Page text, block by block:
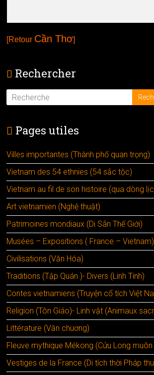
[Retour Cần Thơ]
Rechercher
Pages utiles
Villes importantes (Thành phố quan trọng)
Vietnam des 54 ethnies (54 sắc tộc)
Vietnam au fil de son histoire (qua dòng
Art vietnamien (Nghệ thuật)
Patrimoines mondiaux (Di Sãn Thế Giới)
Musées – Expositions ( France – Vietnam)
Civilisations (Văn Hóa)
Traditions (Tập Quán )- Divers (Linh Tinh)
Contes vietnamiens (Truyện cổ tích Việt
Religion (Tôn Giáo)- Linh vật (Animaux
Littérature (Văn chuơng)
Fleuve mythique Mékong (Cửu Long
Vestiges de la France (Di tích thời Pháp